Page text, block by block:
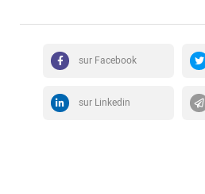
sur Facebook
sur Linkedin